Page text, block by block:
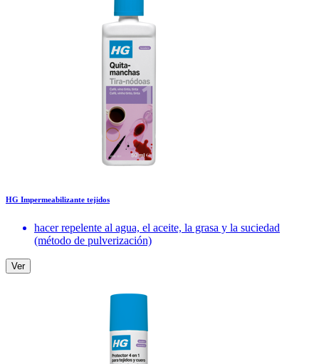
HG Impermeabilizante tejidos
hacer repelente al agua, el aceite, la grasa y la suciedad
(método de pulverización)
Ver